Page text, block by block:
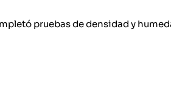
pruebas de densidad y